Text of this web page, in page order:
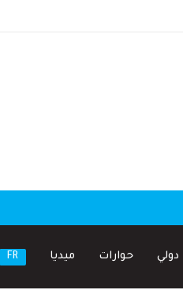
دولي حوارات ميديا FR